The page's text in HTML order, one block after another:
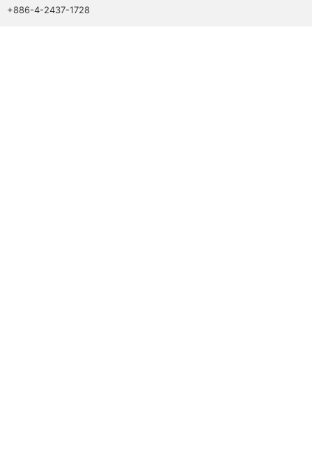
+886-4-2437-1728